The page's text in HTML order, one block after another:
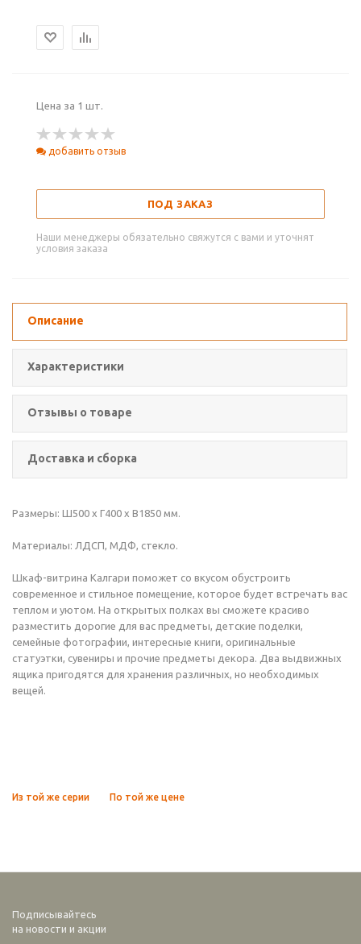
Цена за 1 шт.
добавить отзыв
ПОД ЗАКАЗ
Наши менеджеры обязательно свяжутся с вами и уточнят
условия заказа
Описание
Характеристики
Отзывы о товаре
Доставка и сборка
Размеры: Ш500 x Г400 x В1850 мм.
Материалы: ЛДСП, МДФ, стекло.
Шкаф-витрина Калгари поможет со вкусом обустроить
современное и стильное помещение, которое будет встречать вас
теплом и уютом. На открытых полках вы сможете красиво
разместить дорогие для вас предметы, детские поделки,
семейные фотографии, интересные книги, оригинальные
статуэтки, сувениры и прочие предметы декора. Два выдвижных
ящика пригодятся для хранения различных, но необходимых
вещей.
Из той же серии По той же цене
Подписывайтесь
на новости и акции